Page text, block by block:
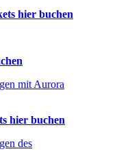
hier buchen
hier buchen